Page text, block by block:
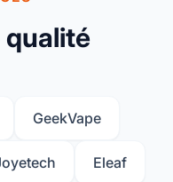
qualité
GeekVape
Eleaf